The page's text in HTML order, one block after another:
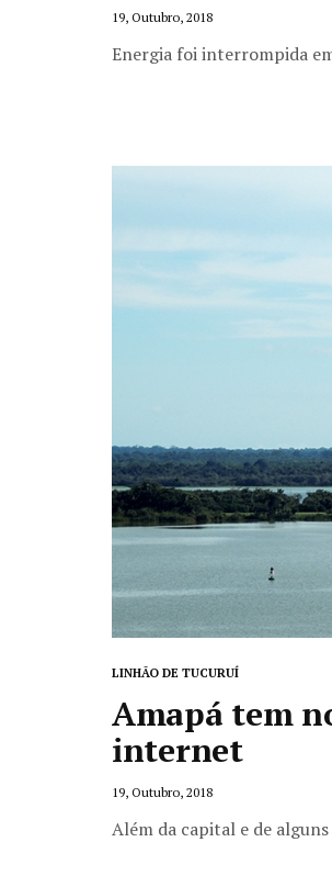
19, Outubro, 2018
Energia foi interrompida
LINHÃO DE TUCURUÍ
Amapá tem
internet
19, Outubro, 2018
Além da capital e de